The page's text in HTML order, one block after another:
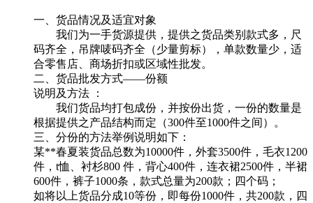
一、货品情况及适宜对象
我们为一手货源提供，提供之货品类别款式多，尺
码齐全，吊牌唛码齐全（少量剪标），单款数量少，适
合零售店、商场折扣或区域性批发。
二、货品批发方式——份额
说明及方法 ：
我们货品均打包成份，并按份出货，一份的数量是
根据提供之产品结构而定（300件至1000件之间）。
三、分份的方法举例说明如下：
某**春夏装货品总数为10000件，外套3500件，毛衣1200
件，t恤、衬杉800 件，背心400件，连衣裙2500件，半裙
600件，裤子1000条，款式总量为200款；四个码；
如将以上货品分成10等份，即每份1000件，共200款，四